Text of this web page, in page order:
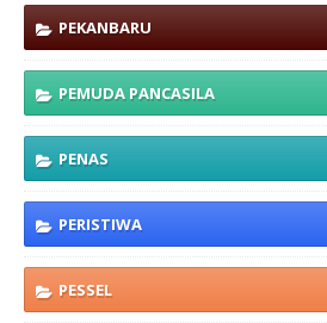
PEKANBARU
PEMUDA PANCASILA
PENAS
PERISTIWA
PESSEL